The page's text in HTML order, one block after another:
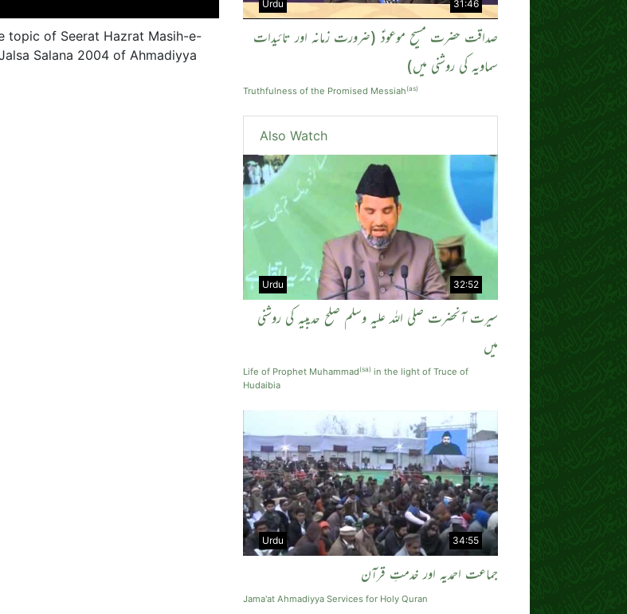
topic of Seerat Hazrat Masih-e-
Salana 2004 of Ahmadiyya
31:46
Urdu
صداقت حضرت مسیح موعودؑ (ضرورت زمانہ اور تائیدات
سماویہ کی روشنی میں)
Truthfulness of the Promised Messiah (as)
Also Watch
32:52
Urdu
سیرت آنحضرت صلی اللہ علیہ وسلم صلح حدیبیہ کی روشنی
میں
Life of Prophet Muhammad (sa) in the light of Truce of
Hudaibia
34:55
Urdu
جماعت احمدیہ اور خدمتِ قرآن
Jama'at Ahmadiyya Services for Holy Quran